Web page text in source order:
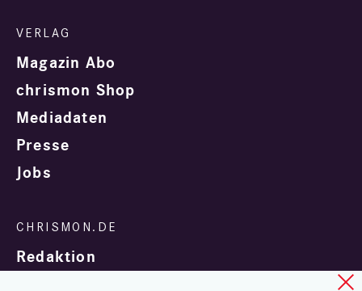
Magazin Abo
chrismon Shop
Mediadaten
Presse
Jobs
Redaktion